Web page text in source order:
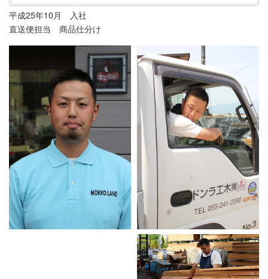
平成25年10月 入社
直送便担当 商品仕分け